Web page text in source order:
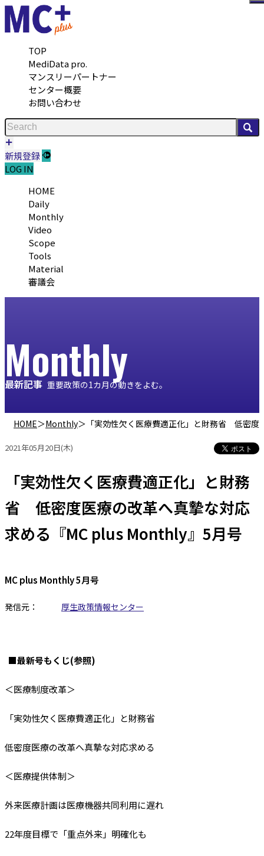
TOP
MediData pro.
マンスリーパートナー
センター概要
お問い合わせ
新規登録
LOG IN
HOME
Daily
Monthly
Video
Scope
Tools
Material
審議会
Monthly
最新記事 重要政策の1カ月の動きをよむ。
HOME＞Monthly＞ 「実効性欠く医療費適正化」と財務省 低密
2021年05月20日(木)
「実効性欠く医療費適正化」と財務
省 低密度医療の改革へ真摯な対応
求める『MC plus Monthly』5月号
MC plus Monthly 5月号
発信元： 厚生政策情報センター
■最新号もくじ(参照)
＜医療制度改革＞
「実効性欠く医療費適正化」と財務省
低密度医療の改革へ真摯な対応求める
＜医療提供体制＞
外来医療計画は医療機器共同利用に遅れ
22年度目標で「重点外来」明確化も
メ